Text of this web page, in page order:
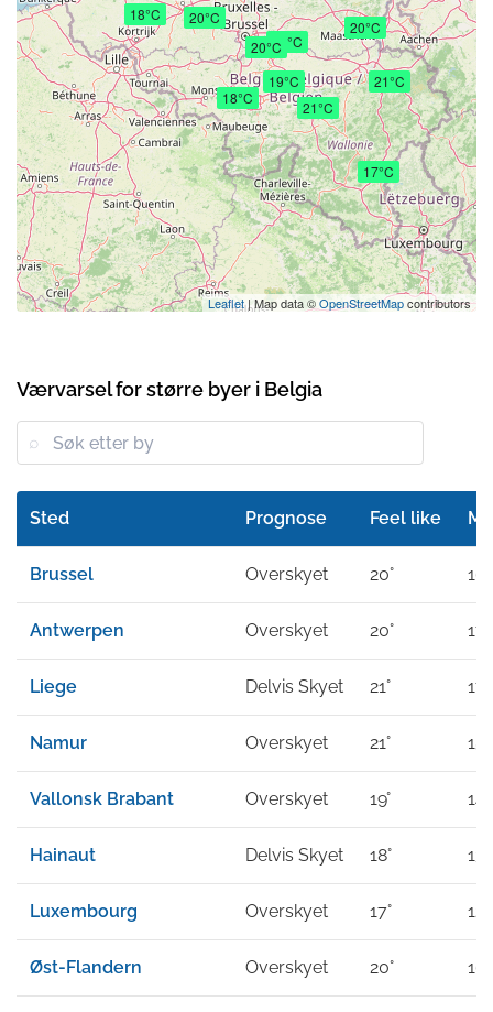
20°C
21°C
21°C
19°C
18°C
17°C
20°C
20°C
18°C
20°C
Leaflet| Map data ©OpenStreetMapcontributors
Værvarsel for større byer i Belgia
Sted Prognose Feel like
Brussel Overskyet 20° 16°
Antwerpen Overskyet 20° 17°
Liege Delvis Skyet 21° 17°
Namur Overskyet 21° 15°
Vallonsk Brabant Overskyet 19° 14°
Hainaut Delvis Skyet 18° 13°
Luxembourg Overskyet 17° 12°
Øst-Flandern Overskyet 20° 16°